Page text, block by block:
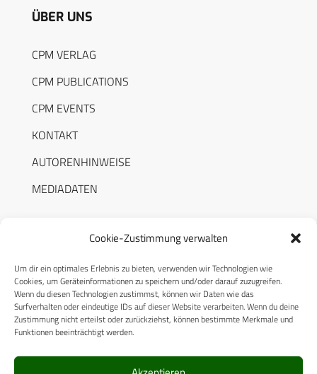
Cookie-Zustimmung verwalten
Um dir ein optimales Erlebnis zu bieten, verwenden wir Technologien wie
Cookies, um Geräteinformationen zu speichern und/oder darauf zuzugreifen.
Wenn du diesen Technologien zustimmst, können wir Daten wie das
Surfverhalten oder eindeutige IDs auf dieser Website verarbeiten. Wenn du deine
Zustimmung nicht erteilst oder zurückziehst, können bestimmte Merkmale und
Funktionen beeinträchtigt werden.
ÜBER UNS
CPM VERLAG
CPM PUBLICATIONS
CPM EVENTS
KONTAKT
AUTORENHINWEISE
MEDIADATEN
RECHTLICHES
Datenschutzerklärung
Cookie-Richtlinie (EU)